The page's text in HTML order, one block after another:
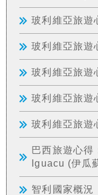
玻利維亞旅遊
玻利維亞旅遊
玻利維亞旅遊
玻利維亞旅遊
玻利維亞旅
巴西旅遊心
Iguacu (伊瓜
智利國家概況